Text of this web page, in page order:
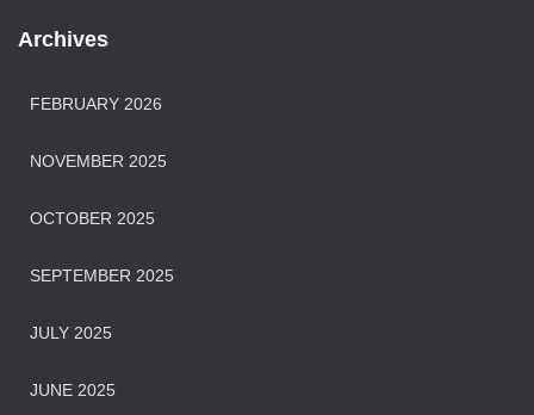
Archives
FEBRUARY 2026
NOVEMBER 2025
OCTOBER 2025
SEPTEMBER 2025
JULY 2025
JUNE 2025